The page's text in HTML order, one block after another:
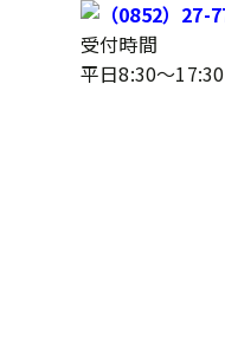
受付時間
平日8:30～17:30